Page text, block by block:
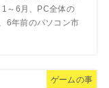
～6月、PC全体の
6年前のパソコン市
ゲームの事